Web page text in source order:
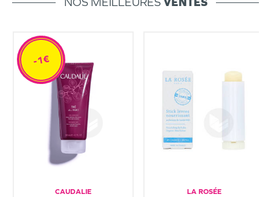
CAUDALIE
-1€
LA ROSÉE